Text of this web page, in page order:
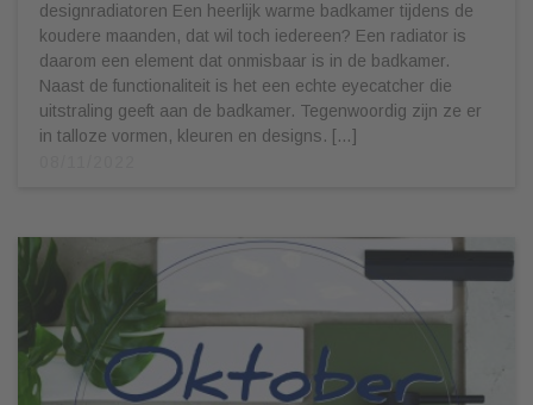
designradiatoren Een heerlijk warme badkamer tijdens de
koudere maanden, dat wil toch iedereen? Een radiator is
daarom een element dat onmisbaar is in de badkamer.
Naast de functionaliteit is het een echte eyecatcher die
uitstraling geeft aan de badkamer. Tegenwoordig zijn ze er
in talloze vormen, kleuren en designs. […]